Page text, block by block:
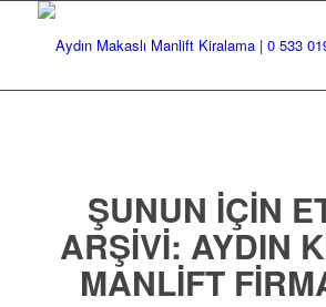
ŞUNUN IÇIN
ARŞIVI: AYDIN
MANLIFT